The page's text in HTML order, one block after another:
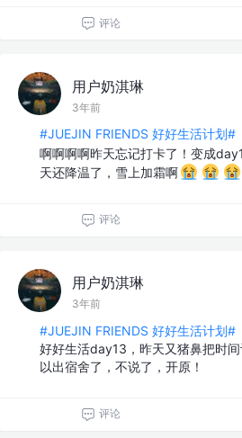
评论
用户奶淇琳
3年前
#JUEJIN FRIENDS 好好生活计划#
啊啊啊啊昨天忘记打卡了！变成
天还降温了，雪上加霜啊
评论
用户奶淇琳
3年前
#JUEJIN FRIENDS 好好生活计划#
好好生活day13，昨天又猪鼻把时
以出宿舍了，不说了，开原！
评论